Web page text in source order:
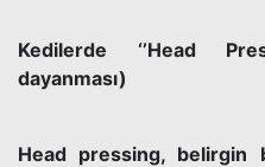
Kedilerde ‘’Head
dayanması)
Head pressing, belirgin